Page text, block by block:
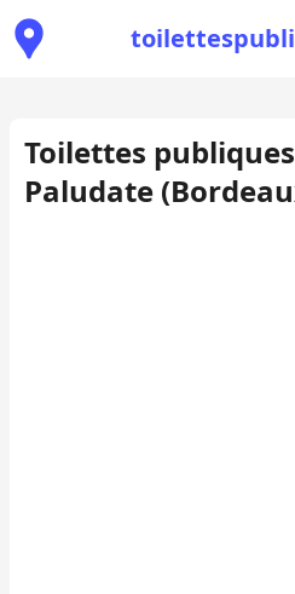
Toilettes
Paludate